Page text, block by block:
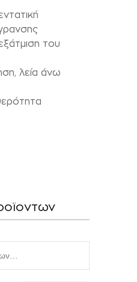
του
λεία άνω